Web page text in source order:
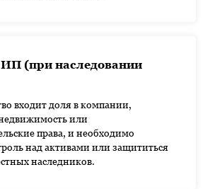
(при наследовании
входит доля в компании,
или
права, и необходимо
над активами или защититься
наследников.